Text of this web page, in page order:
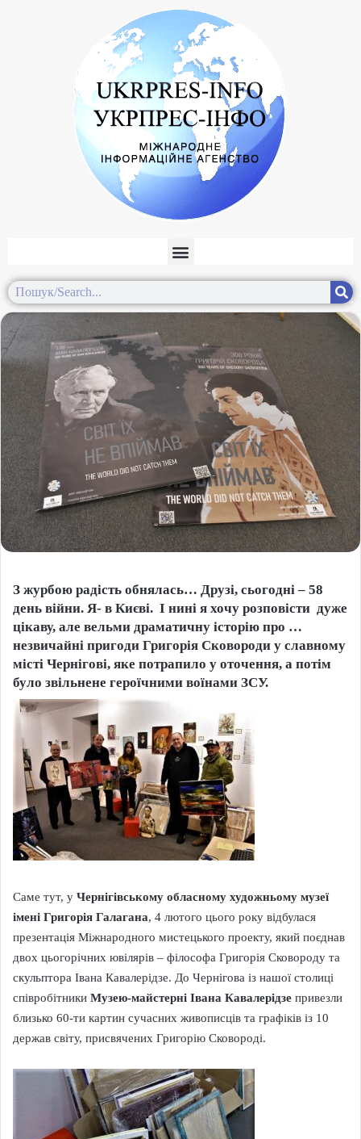
З журбою радість обнялась… Друзі, сьогодні – 58
день війни. Я- в Києві. І нині я хочу розповісти дуже
цікаву, але вельми драматичну історію про …
незвичайні пригоди Григорія Сковороди у славному
місті Чернігові, яке потрапило у оточення, а потім
було звільнене героїчними воїнами ЗСУ.
Саме тут, у Чернігівському обласному художньому музеї
імені Григорія Галагана, 4 лютого цього року відбулася
презентація Міжнародного мистецького проекту, який поєднав
двох цьогорічних ювілярів – філософа Григорія Сковороду та
скульптора Івана Кавалерідзе. До Чернігова із нашої столиці
співробітники Музею-майстерні Івана Кавалерідзе привезли
близько 60-ти картин сучасних живописців та графіків із 10
держав світу, присвячених Григорію Сковороді.